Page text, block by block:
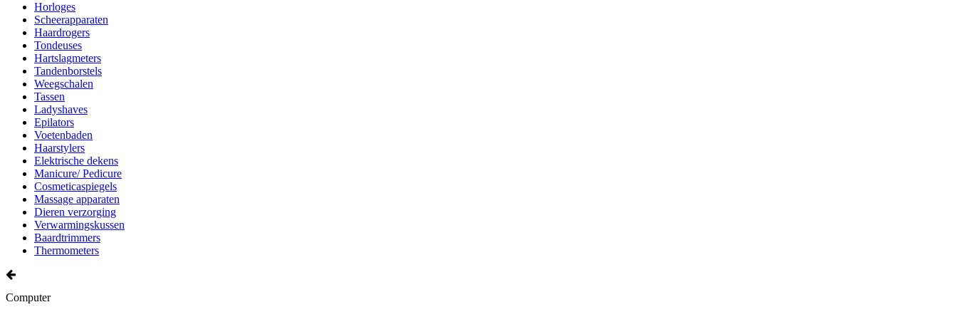
Horloges
Scheerapparaten
Haardrogers
Tondeuses
Hartslagmeters
Tandenborstels
Weegschalen
Tassen
Ladyshaves
Epilators
Voetenbaden
Haarstylers
Elektrische dekens
Manicure/ Pedicure
Cosmeticaspiegels
Massage apparaten
Dieren verzorging
Verwarmingskussen
Baardtrimmers
Thermometers
Computer